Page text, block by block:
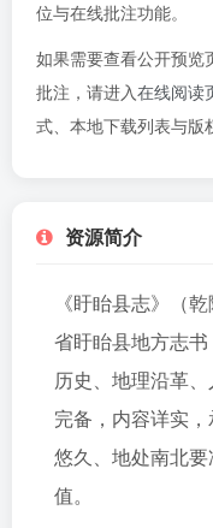
位与在线批注功能。
如果需要查看公开预览
批注，请进入在线阅读
式、本地下载列表与版
资源简介
《盱眙县志》（
省盱眙县地方志
历史、地理沿革
完备，内容详实
悠久、地处南北
值。